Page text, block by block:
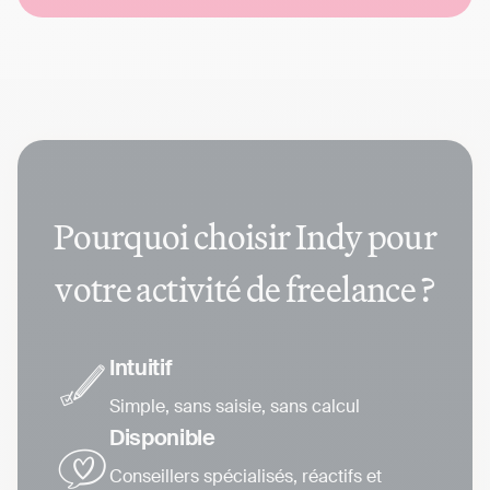
Pourquoi choisir Indy pour
votre activité de freelance ?
Intuitif
Simple, sans saisie, sans calcul
Disponible
Conseillers spécialisés, réactifs et